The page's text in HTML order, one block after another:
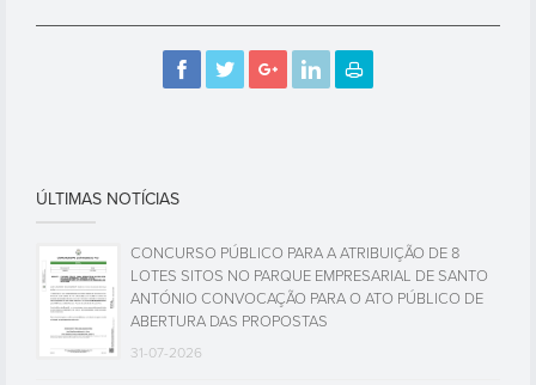
ÚLTIMAS NOTÍCIAS
CONCURSO PÚBLICO PARA A ATRIBUIÇÃO DE 8
LOTES SITOS NO PARQUE EMPRESARIAL DE SANTO
ANTÓNIO CONVOCAÇÃO PARA O ATO PÚBLICO DE
ABERTURA DAS PROPOSTAS
31-07-2026